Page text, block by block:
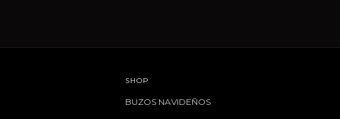
SHOP
BUZOS NAVIDEÑOS